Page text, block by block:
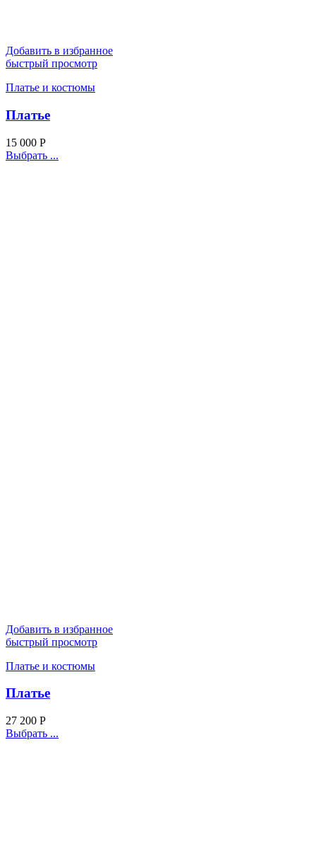
Добавить в избранное
быстрый просмотр
Платье и костюмы
Платье
15 000 Р
Выбрать ...
Добавить в избранное
быстрый просмотр
Платье и костюмы
Платье
27 200 Р
Выбрать ...